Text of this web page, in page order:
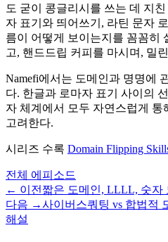
도 굳이 콩글리시를 쓰는 데 지
자 표기와 띄어쓰기, 라틴 문자
름이 어떻게 보이는지를 꼼꼼히
고, 핸드드립 커피를 마시며, 밀
Namefi에서는 도메인과 명명에
다. 한글과 로마자 표기 사이의
자 체계에서 모두 자연스럽게 통
고려한다.
시리즈 수록 Domain Flipping
전체 에피소드
← 이전 짧은 도메인, LLLL, 숫자
다음 →사이버스쿼팅 vs 합법적
해설